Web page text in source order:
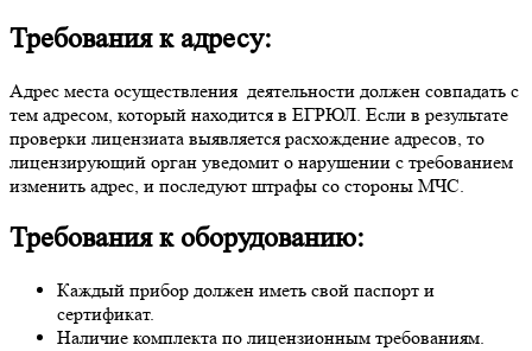
Требования к адресу:
Адрес места осуществления деятельности должен совпадать с
тем адресом, который находится в ЕГРЮЛ. Если в результате
проверки лицензиата выявляется расхождение адресов, то
лицензирующий орган уведомит о нарушении с требованием
изменить адрес, и последуют штрафы со стороны МЧС.
Требования к оборудованию:
Каждый прибор должен иметь свой паспорт и
сертификат.
Наличие комплекта по лицензионным требованиям.